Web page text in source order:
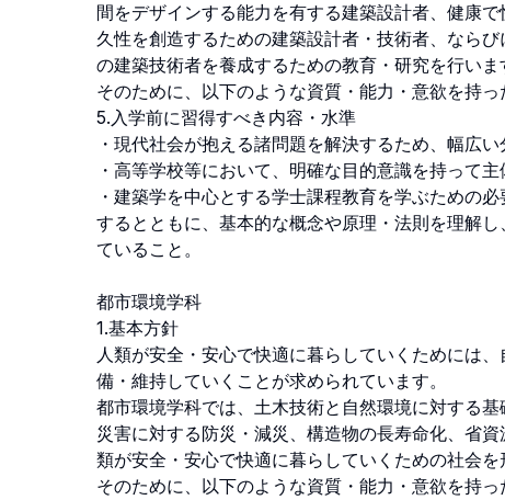
間をデザインする能力を有する建築設計者、健康
久性を創造するための建築設計者・技術者、なら
の建築技術者を養成するための教育・研究を行いま
そのために、以下のような資質・能力・意欲を持っ
5.入学前に習得すべき内容・水準
・現代社会が抱える諸問題を解決するため、幅広
・高等学校等において、明確な目的意識を持って
・建築学を中心とする学士課程教育を学ぶための
するとともに、基本的な概念や原理・法則を理解
ていること。
都市環境学科
1.基本方針
人類が安全・安心で快適に暮らしていくためには
備・維持していくことが求められています。
都市環境学科では、土木技術と自然環境に対する
災害に対する防災・減災、構造物の長寿命化、省
類が安全・安心で快適に暮らしていくための社会
そのために、以下のような資質・能力・意欲を持っ